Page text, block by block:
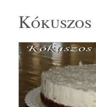
kókuszos